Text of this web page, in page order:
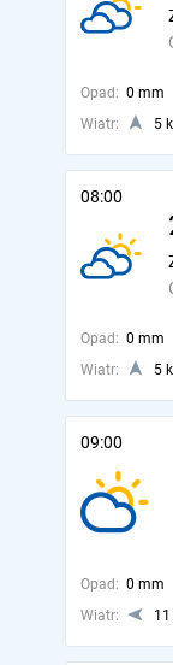
Opad: 0 mm
Wiatr:
5
08:00
Opad: 0 mm
Wiatr:
5
09:00
Opad: 0 mm
Wiatr: